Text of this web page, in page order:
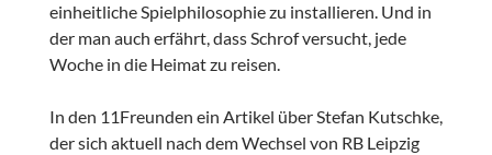
einheitliche Spielphilosophie zu installieren. Und in
der man auch erfährt, dass Schrof versucht, jede
Woche in die Heimat zu reisen.
In den 11Freunden ein Artikel über Stefan Kutschke,
der sich aktuell nach dem Wechsel von RB Leipzig